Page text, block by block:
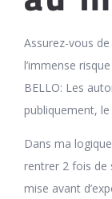
Assurez-vous
l’immense
BELLO: Les
publiquement, le
Dans ma
rentrer 2 fois de
mise avant